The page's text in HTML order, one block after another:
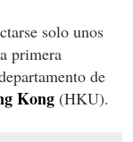
solo unos
primera
de
Kong (HKU).